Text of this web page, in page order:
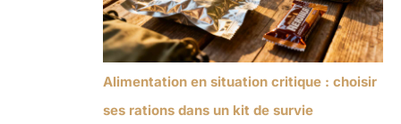
Alimentation en situation critique : choisir
ses rations dans un kit de survie